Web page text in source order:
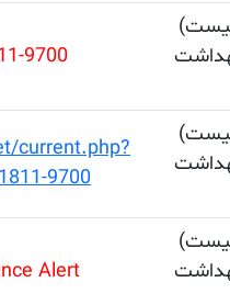
1811-9700
current.php?
issn=1811-9700
Science Alert